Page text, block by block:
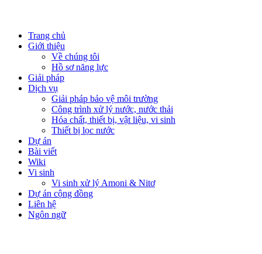
Close
Menu
Trang chủ
Giới thiệu
Về chúng tôi
Hồ sơ năng lực
Giải pháp
Dịch vụ
Giải pháp bảo vệ môi trường
Công trình xử lý nước, nước thải
Hóa chất, thiết bị, vật liệu, vi sinh
Thiết bị lọc nước
Dự án
Bài viết
Wiki
Vi sinh
Vi sinh xử lý Amoni & Nitơ
Dự án cộng đồng
Liên hệ
Ngôn ngữ